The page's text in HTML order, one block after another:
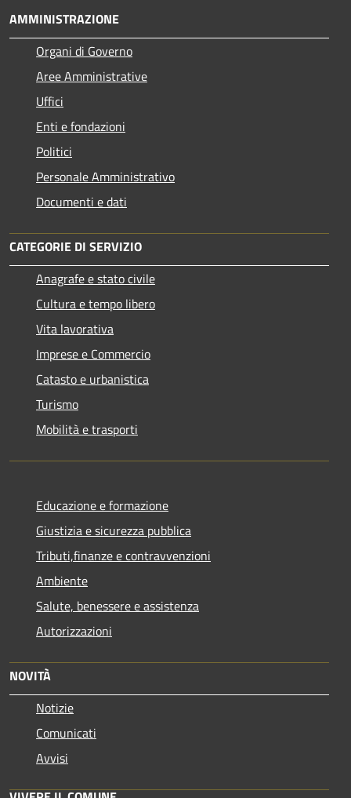
AMMINISTRAZIONE
Organi di Governo
Aree Amministrative
Uffici
Enti e fondazioni
Politici
Personale Amministrativo
Documenti e dati
CATEGORIE DI SERVIZIO
Anagrafe e stato civile
Cultura e tempo libero
Vita lavorativa
Imprese e Commercio
Catasto e urbanistica
Turismo
Mobilità e trasporti
Educazione e formazione
Giustizia e sicurezza pubblica
Tributi,finanze e contravvenzioni
Ambiente
Salute, benessere e assistenza
Autorizzazioni
NOVITÀ
Notizie
Comunicati
Avvisi